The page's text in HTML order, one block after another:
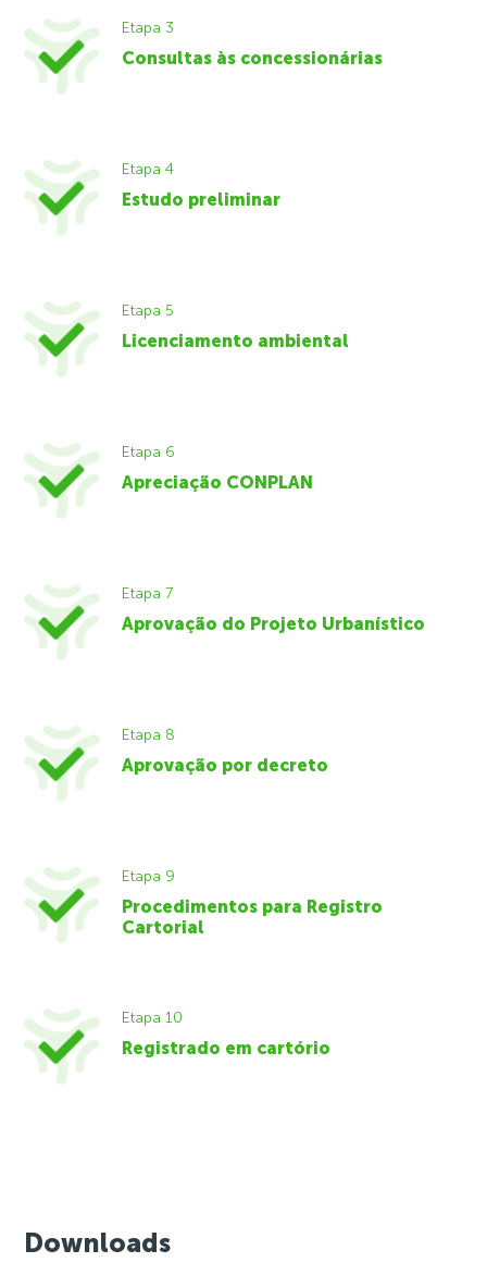
Etapa 3
Consultas às concessionárias
Etapa 4
Estudo preliminar
Etapa 5
Licenciamento ambiental
Etapa 6
Apreciação CONPLAN
Etapa 7
Aprovação do Projeto Urbanístico
Etapa 8
Aprovação por decreto
Etapa 9
Procedimentos para Registro
Cartorial
Etapa 10
Registrado em cartório
Downloads